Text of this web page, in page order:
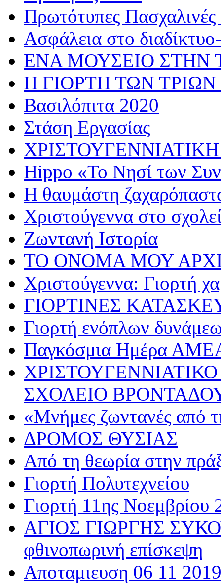
Πρωτότυπες Πασχαλινές
Ασφάλεια στο
ΕΝΑ ΜΟΥΣΕΙΟ ΣΤΗΝ
Η ΓΙΟΡΤΗ ΤΩΝ
Βασιλόπιτα 2020
Στάση Εργασίας
Hippo «Το Νησί των
Η θαυμάστη
Χριστούγεννα στο
Ζωντανή Ιστορία
ΤΟ ΟΝΟΜΑ ΜΟΥ
Χριστούγεννα: Γιορτή
ΓΙΟΡΤΙΝΕΣ
Γιορτή ενόπλων
Παγκόσμια Ημέρα
ΣΧΟΛΕΙΟ
«Μνήμες ζωντανές από
ΔΡΟΜΟΣ ΘΥΣΙΑΣ
Από τη θεωρία στην
Γιορτή Πολυτεχνείου
Γιορτή 11ης Νοεμβρίου
ΑΓΙΟΣ ΓΙΩΡΓΗΣ
φθινοπωρινή επίσκεψη
Αποταμιευση 06 11 2019